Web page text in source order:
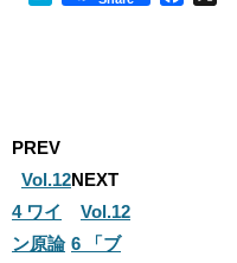
PREV
Vol.12
4 ワイ
ン原論
NEXT
Vol.12
6 「ブ